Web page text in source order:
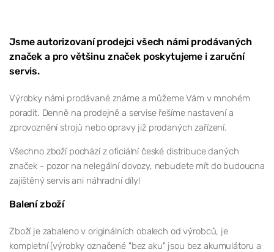
Jsme autorizovaní prodejci všech námi prodávaných
značek a pro většinu značek poskytujeme i zaruční
servis.
Výrobky námi prodávané známe a můžeme Vám v mnohém
poradit. Denně na prodejně a servise řešíme nastavení a
zprovoznění strojů nebo opravy již prodaných zařízení.
Všechno zboží pochází z oficiální české distribuce daných
značek - pozor na nelegální dovozy, nebudete mít do budoucna
zajištěný servis ani náhradní díly!
Balení zboží
Zboží je zabaleno v originálních obalech od výrobců, je
kompletní (výrobky označené "bez aku" jsou bez akumulátoru a